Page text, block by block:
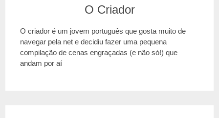
O Criador
O criador é um jovem português que gosta muito de
navegar pela net e decidiu fazer uma pequena
compilação de cenas engraçadas (e não só!) que
andam por aí